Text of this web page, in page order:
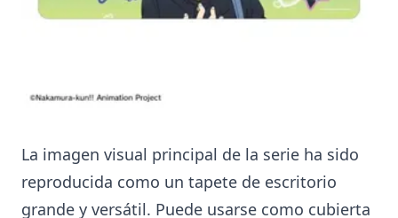
La imagen visual principal de la serie ha sido
reproducida como un tapete de escritorio
grande y versátil. Puede usarse como cubierta